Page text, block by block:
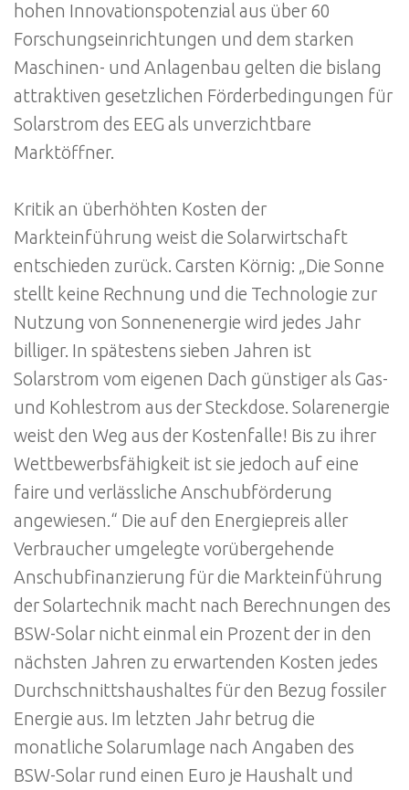
hohen Innovationspotenzial aus über 60
Forschungseinrichtungen und dem starken
Maschinen- und Anlagenbau gelten die bislang
attraktiven gesetzlichen Förderbedingungen für
Solarstrom des EEG als unverzichtbare
Marktöffner.
Kritik an überhöhten Kosten der
Markteinführung weist die Solarwirtschaft
entschieden zurück. Carsten Körnig: „Die Sonne
stellt keine Rechnung und die Technologie zur
Nutzung von Sonnenenergie wird jedes Jahr
billiger. In spätestens sieben Jahren ist
Solarstrom vom eigenen Dach günstiger als Gas-
und Kohlestrom aus der Steckdose. Solarenergie
weist den Weg aus der Kostenfalle! Bis zu ihrer
Wettbewerbsfähigkeit ist sie jedoch auf eine
faire und verlässliche Anschubförderung
angewiesen.“ Die auf den Energiepreis aller
Verbraucher umgelegte vorübergehende
Anschubfinanzierung für die Markteinführung
der Solartechnik macht nach Berechnungen des
BSW-Solar nicht einmal ein Prozent der in den
nächsten Jahren zu erwartenden Kosten jedes
Durchschnittshaushaltes für den Bezug fossiler
Energie aus. Im letzten Jahr betrug die
monatliche Solarumlage nach Angaben des
BSW-Solar rund einen Euro je Haushalt und